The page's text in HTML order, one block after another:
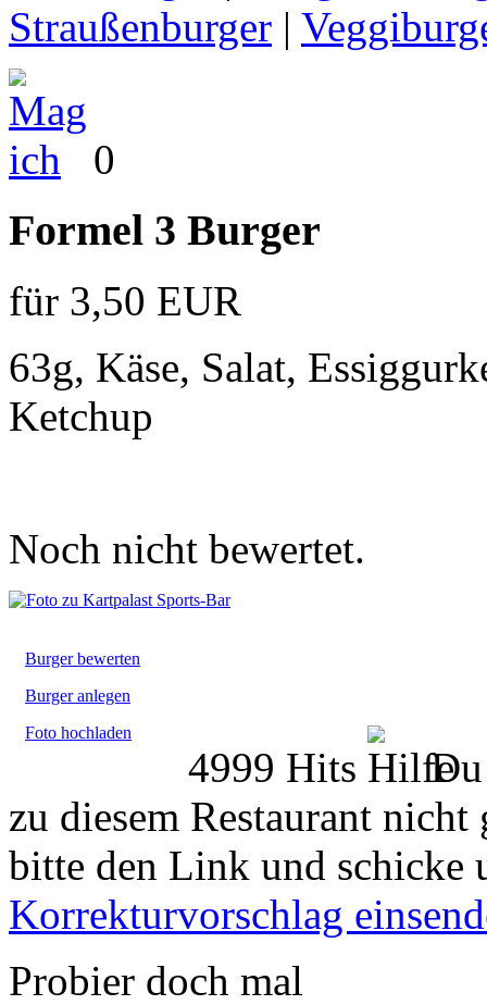
Straußenburger |
0
Formel 3 Burger
für 3,50 EUR
63g, Käse, Salat,
Ketchup
Noch nicht bewertet.
Burger bewerten
Burger anlegen
Foto hochladen
4999 Hits
zu diesem Restaurant
bitte den Link und schicke
Korrekturvorschlag
Probier doch mal